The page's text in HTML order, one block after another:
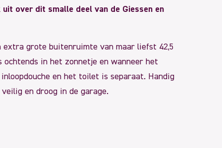
over dit smalle deel van de Giessen en
grote buitenruimte van maar liefst 42,5
in het zonnetje en wanneer het
en het toilet is separaat. Handig
en droog in de garage.